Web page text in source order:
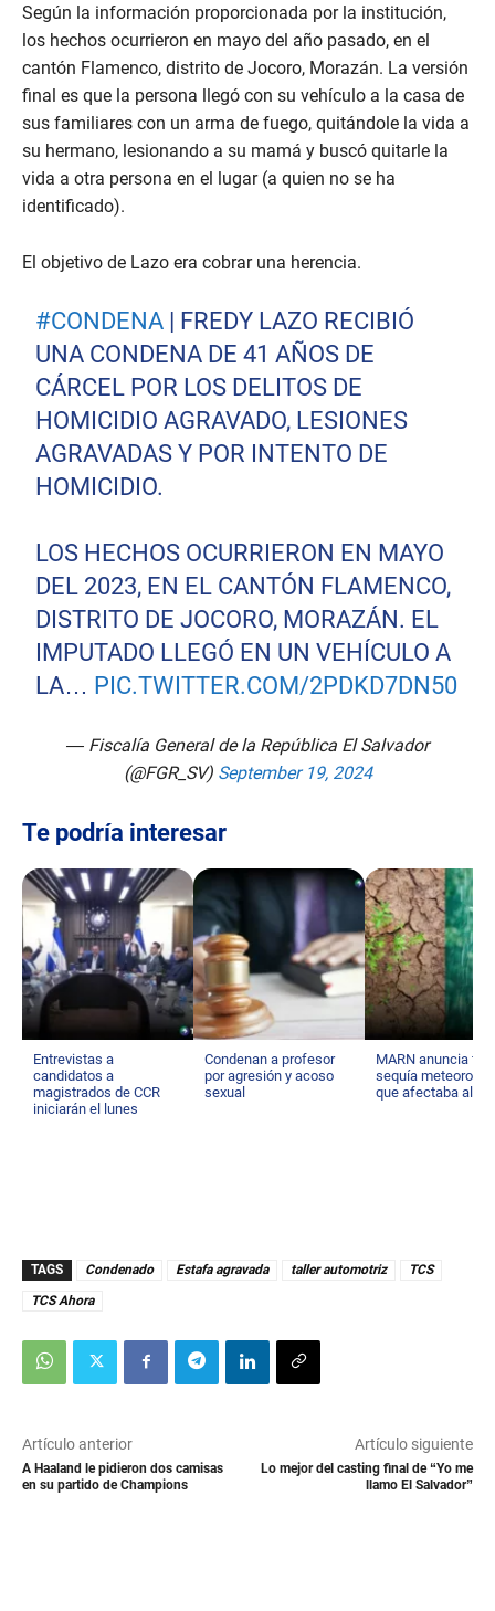
Según la información proporcionada por la institución,
los hechos ocurrieron en mayo del año pasado, en el
cantón Flamenco, distrito de Jocoro, Morazán. La versión
final es que la persona llegó con su vehículo a la casa de
sus familiares con un arma de fuego, quitándole la vida a
su hermano, lesionando a su mamá y buscó quitarle la
vida a otra persona en el lugar (a quien no se ha
identificado).
El objetivo de Lazo era cobrar una herencia.
#CONDENA | FREDY LAZO RECIBIÓ
UNA CONDENA DE 41 AÑOS DE
CÁRCEL POR LOS DELITOS DE
HOMICIDIO AGRAVADO, LESIONES
AGRAVADAS Y POR INTENTO DE
HOMICIDIO.
LOS HECHOS OCURRIERON EN MAYO
DEL 2023, EN EL CANTÓN FLAMENCO,
DISTRITO DE JOCORO, MORAZÁN. EL
IMPUTADO LLEGÓ EN UN VEHÍCULO A
LA… PIC.TWITTER.COM/2PDKD7DN50
— Fiscalía General de la República El Salvador
(@FGR_SV) September 19, 2024
Te podría interesar
Entrevistas a
candidatos a
magistrados de CCR
iniciarán el lunes
Condenan a profesor
por agresión y acoso
sexual
MARN anuncia fin
sequía
que afectaba al
TAGS Condenado Estafa agravada taller automotriz
TCS
TCS Ahora
Artículo anterior
A Haaland le pidieron dos camisas
en su partido de Champions
Artículo siguiente
Lo mejor del casting final de “Yo me
llamo El Salvador”